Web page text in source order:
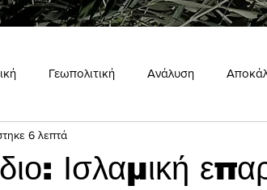
Γεωπολιτική Ανάλυση
Εσωτερισμός
Ισλαμική
6 λεπτά